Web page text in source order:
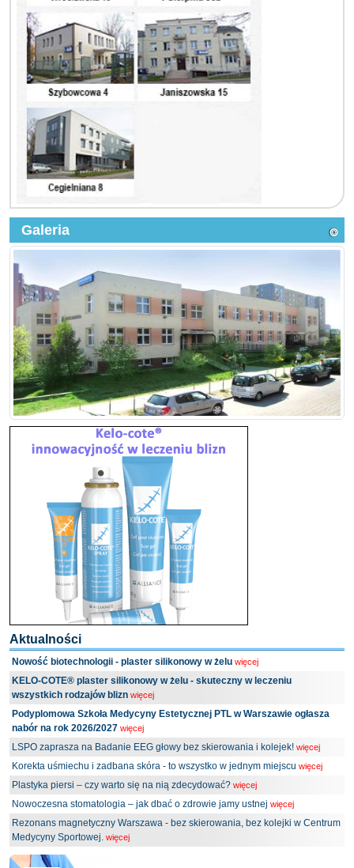
Galeria
Aktualności
Nowość biotechnologii - plaster silikonowy w żelu więcej
KELO-COTE® plaster silikonowy w żelu - skuteczny w leczeniu
wszystkich rodzajów blizn więcej
Podyplomowa Szkoła Medycyny Estetycznej PTL w Warszawie ogłasza
nabór na rok 2026/2027 więcej
LSPO zaprasza na Badanie EEG głowy bez skierowania i kolejek! więcej
Korekta uśmiechu i zadbana skóra - to wszystko w jednym miejscu więcej
Plastyka piersi – czy warto się na nią zdecydować? więcej
Nowoczesna stomatologia – jak dbać o zdrowie jamy ustnej więcej
Rezonans magnetyczny Warszawa - bez skierowania, bez kolejki w Centrum
Medycyny Sportowej. więcej